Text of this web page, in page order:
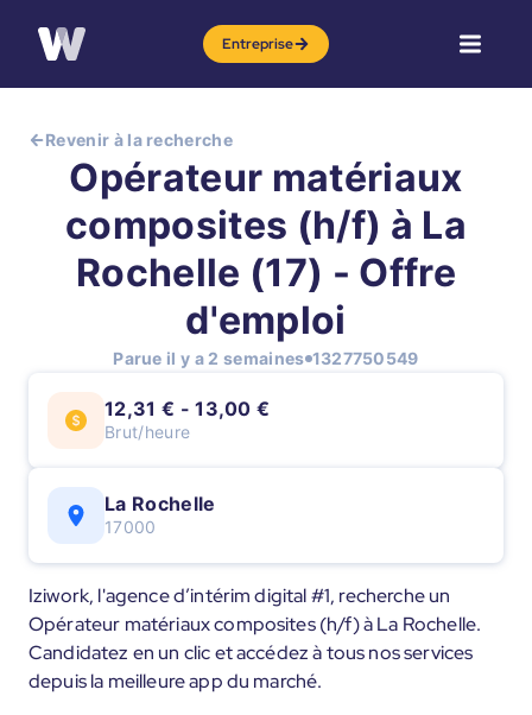
Entreprise
Revenir à la recherche
Opérateur matériaux
composites (h/f) à La
Rochelle (17) - Offre
d'emploi
Parue il y a 2 semaines 1327750549
12,31 € - 13,00 €
Brut/heure
La Rochelle
17000
Iziwork, l'agence d’intérim digital #1, recherche un
Opérateur matériaux composites (h/f) à La Rochelle.
Candidatez en un clic et accédez à tous nos services
depuis la meilleure app du marché.